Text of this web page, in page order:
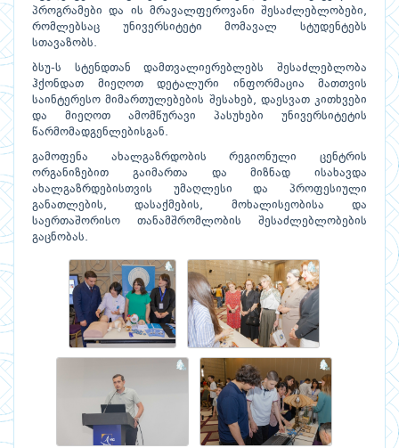
პროგრამები და ის მრავალფეროვანი შესაძლებლობები,
რომლებსაც უნივერსიტეტი მომავალ სტუდენტებს
სთავაზობს.
ბსუ-ს სტენდთან დამთვალიერებლებს შესაძლებლობა
ჰქონდათ მიეღოთ დეტალური ინფორმაცია მათთვის
საინტერესო მიმართულებების შესახებ, დაესვათ კითხვები
და მიეღოთ ამომწურავი პასუხები უნივერსიტეტის
წარმომადგენლებისგან.
გამოფენა ახალგაზრდობის რეგიონული ცენტრის
ორგანიზებით გაიმართა და მიზნად ისახავდა
ახალგაზრდებისთვის უმაღლესი და პროფესიული
განათლების, დასაქმების, მოხალისეობისა და
საერთაშორისო თანამშრომლობის შესაძლებლობების
გაცნობას.